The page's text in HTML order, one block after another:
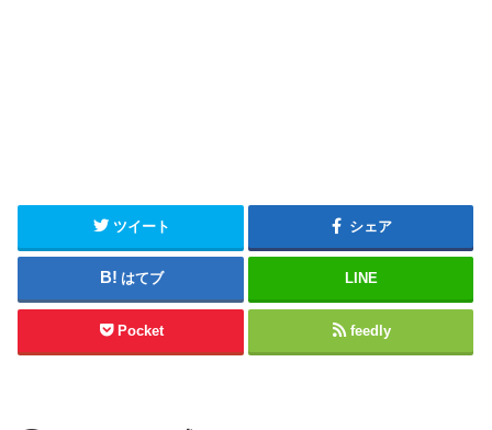
ツイート シェア
はてブ LINE
Pocket feedly